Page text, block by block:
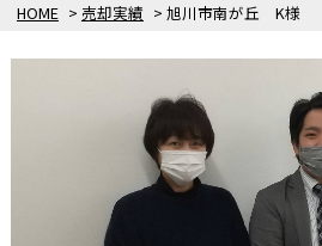
HOME > 売却実績 > 旭川市南が丘 K様